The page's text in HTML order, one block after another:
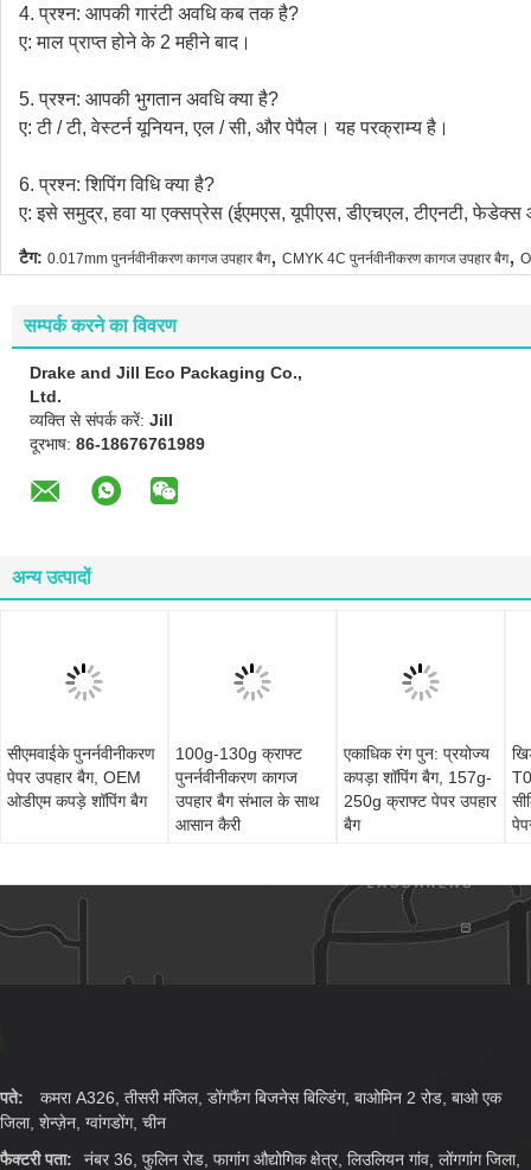
4. प्रश्न: आपकी गारंटी अवधि कब तक है?
ए: माल प्राप्त होने के 2 महीने बाद।
5. प्रश्न: आपकी भुगतान अवधि क्या है?
ए: टी / टी, वेस्टर्न यूनियन, एल / सी, और पेपैल। यह परक्राम्य है।
6. प्रश्न: शिपिंग विधि क्या है?
ए: इसे समुद्र, हवा या एक्सप्रेस (ईएमएस, यूपीएस, डीएचएल, टीएनटी,
टैग: 0.017mm पुनर्नवीनीकरण कागज उपहार बैग, CMYK 4C पुनर्नवीनीकरण कागज उपहार बैग,
सम्पर्क करने का विवरण
Drake and Jill Eco Packaging Co.,
Ltd.
व्यक्ति से संपर्क करें: Jill
दूरभाष: 86-18676761989
अन्य उत्पादों
सीएमवाईके पुनर्नवीनीकरण
पेपर उपहार बैग, OEM
ओडीएम कपड़े शॉपिंग बैग
100g-130g क्राफ्ट
पुनर्नवीनीकरण कागज
उपहार बैग संभाल के साथ
आसान कैरी
एकाधिक रंग पुन: प्रयोज्य
कपड़ा शॉपिंग बैग, 157g-
250g क्राफ्ट पेपर उपहार
बैग
पते:
कमरा A326, तीसरी मंजिल, डोंगफैंग बिजनेस बिल्डिंग, बाओमिन 2 रोड, बाओ एक
जिला, शेन्ज़ेन, ग्वांगडोंग, चीन
फैक्टरी पता:
नंबर 36, फुलिन रोड, फागांग औद्योगिक क्षेत्र, लिउलियन गांव, लोंगगांग जिला,